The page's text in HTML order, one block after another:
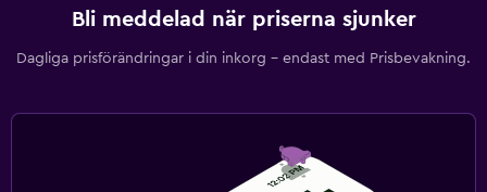
Bli meddelad när priserna sjunker
Dagliga prisförändringar i din inkorg – endast med Prisbevakning.